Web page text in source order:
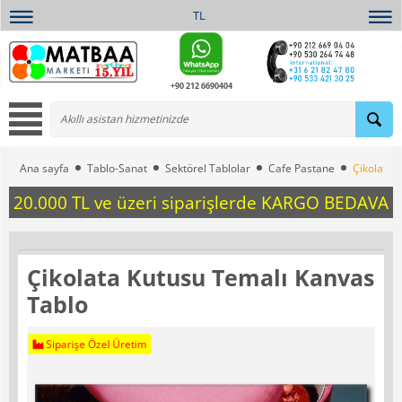
TL
+90 212 6690404
Ana sayfa Tablo-Sanat Sektörel Tablolar Cafe Pastane Çikolata
20.000 TL ve üzeri siparişlerde KARGO BEDAVA
Çikolata Kutusu Temalı Kanvas
Tablo
Siparişe Özel Üretim